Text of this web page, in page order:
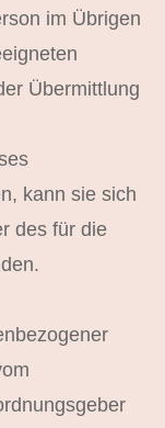
im Übrigen
Übermittlung
kann sie sich
des für die